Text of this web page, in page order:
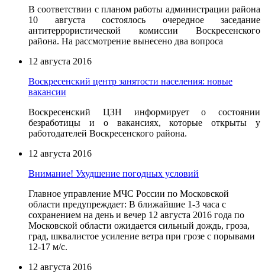
В соответствии с планом работы администрации района
10 августа состоялось очередное заседание
антитеррористической комиссии Воскресенского
района. На рассмотрение вынесено два вопроса
12 августа 2016
Воскресенский центр занятости населения: новые
вакансии
Воскресенский ЦЗН информирует о состоянии
безработицы и о вакансиях, которые открыты у
работодателей Воскресенского района.
12 августа 2016
Внимание! Ухудшение погодных условий
Главное управление МЧС России по Московской
области предупреждает: В ближайшие 1-3 часа с
сохранением на день и вечер 12 августа 2016 года по
Московской области ожидается сильный дождь, гроза,
град, шквалистое усиление ветра при грозе с порывами
12-17 м/с.
12 августа 2016